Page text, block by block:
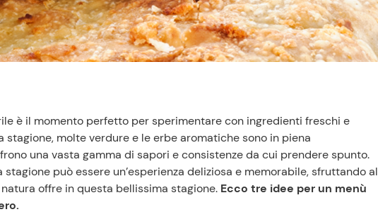
è il momento perfetto per sperimentare con ingredienti freschi e
stagione, molte verdure e le erbe aromatiche sono in piena
una vasta gamma di sapori e consistenze da cui prendere spunto.
stagione può essere un’esperienza deliziosa e memorabile, sfruttando al
offre in questa bellissima stagione. Ecco tre idee per un menù